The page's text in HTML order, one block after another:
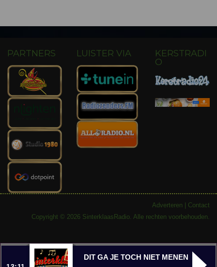
PARTNERS LUISTER VIA
KERSTRADI
O
Adverteren
Contact
Copyright © 2026 SinterklaasRadio. Alle rechten voorbehouden.
DIT GA JE TOCH NIET MENEN